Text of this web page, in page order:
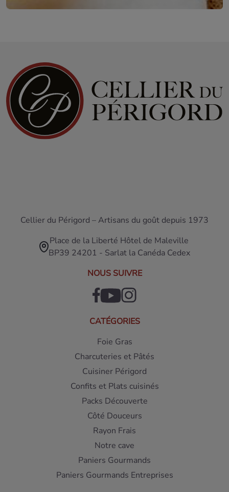
Cellier du Périgord – Artisans du goût depuis 1973
Place de la Liberté Hôtel de Maleville
BP39 24201 - Sarlat la Canéda Cedex
NOUS SUIVRE
CATÉGORIES
Foie Gras
Charcuteries et Pâtés
Cuisiner Périgord
Confits et Plats cuisinés
Packs Découverte
Côté Douceurs
Rayon Frais
Notre cave
Paniers Gourmands
Paniers Gourmands Entreprises